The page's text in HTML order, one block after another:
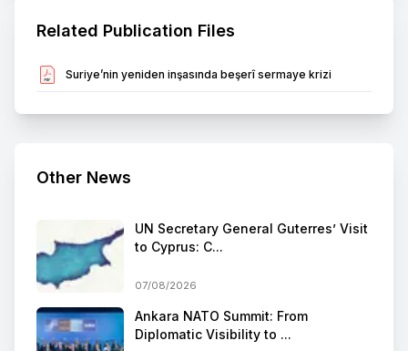
Related Publication Files
Suriye’nin yeniden inşasında beşerî sermaye krizi
Other News
UN Secretary General Guterres’ Visit
to Cyprus: C...
07/08/2026
Ankara NATO Summit: From
Diplomatic Visibility to ...